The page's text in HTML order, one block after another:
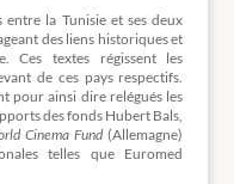
la Tunisie et ses deux
des liens historiques et
Ces textes régissent les
de ces pays respectifs.
pour ainsi dire relégués les
des fonds Hubert Bals,
Cinema Fund(Allemagne)
telles que Euromed